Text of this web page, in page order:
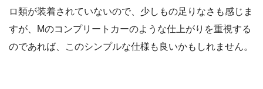
ロ類が装着されていないので、少しもの足りなさも感じま
すが、Mのコンプリートカーのような仕上がりを重視する
のであれば、このシンプルな仕様も良いかもしれません。